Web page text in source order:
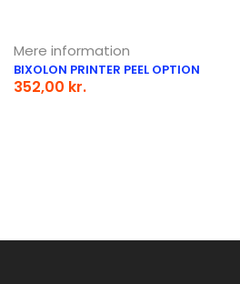
Mere information
BIXOLON PRINTER PEEL OPTION
352,00 kr.